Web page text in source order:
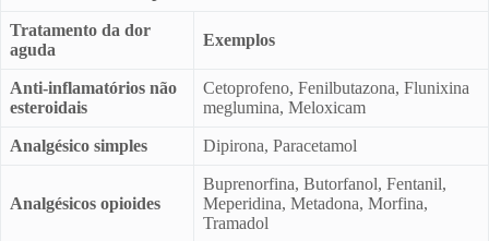
Tratamento da dor
aguda
Exemplos
Anti-inflamatórios não
esteroidais
Cetoprofeno, Fenilbutazona, Flunixina
meglumina, Meloxicam
Analgésico simples Dipirona, Paracetamol
Analgésicos opioides
Buprenorfina, Butorfanol, Fentanil,
Meperidina, Metadona, Morfina,
Tramadol